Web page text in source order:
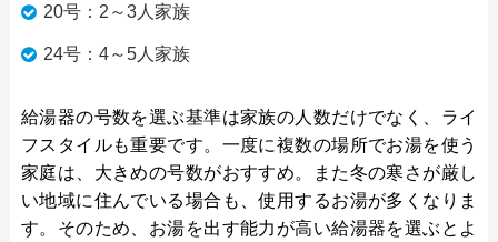
20号：2～3人家族
24号：4～5人家族
給湯器の号数を選ぶ基準は家族の人数だけでなく、ライ
フスタイルも重要です。一度に複数の場所でお湯を使う
家庭は、大きめの号数がおすすめ。また冬の寒さが厳し
い地域に住んでいる場合も、使用するお湯が多くなりま
す。そのため、お湯を出す能力が高い給湯器を選ぶとよ